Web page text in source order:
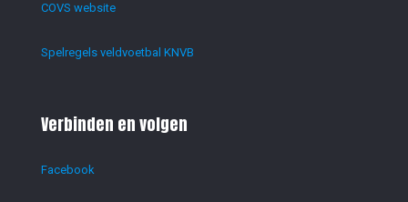
COVS website
Spelregels veldvoetbal KNVB
Verbinden en volgen
Facebook